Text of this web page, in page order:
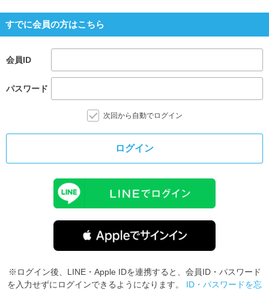
すでに会員の方はこちら
会員ID
パスワード
次回から自動でログイン
ログイン
※ログイン後、LINE・Apple IDを連携すると、会員ID・パスワード
を入力せずにログインできるようになります。 ID・パスワードを忘